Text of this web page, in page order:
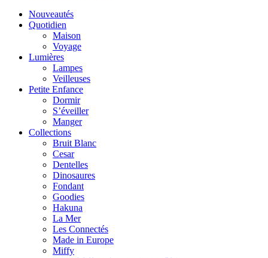
Nouveautés
Quotidien
Maison
Voyage
Lumières
Lampes
Veilleuses
Petite Enfance
Dormir
S’éveiller
Manger
Collections
Bruit Blanc
Cesar
Dentelles
Dinosaures
Fondant
Goodies
Hakuna
La Mer
Les Connectés
Made in Europe
Miffy